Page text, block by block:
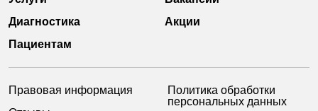
Диагностика
Акции
Пациентам
Правовая информация
Политика обработки
персональных данных